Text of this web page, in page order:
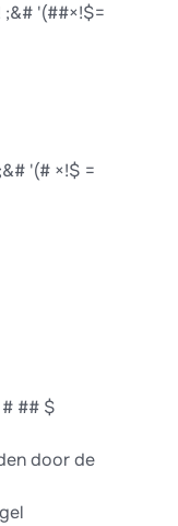
;&# '(##×!$=
'(# ×!$ =
## $
door de